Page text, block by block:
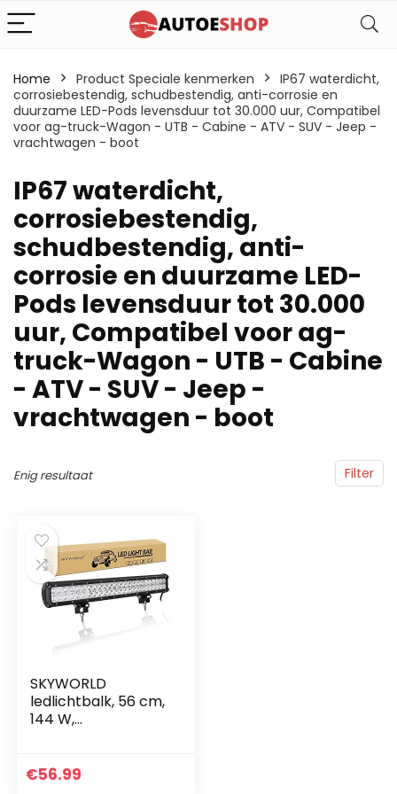
Home Product Speciale kenmerken
‎IP67 waterdicht,
corrosiebestendig, schudbestendig, anti-corrosie en
duurzame LED-Pods levensduur tot 30.000 uur, Compatibel
voor ag-truck-Wagon - UTB - Cabine - ATV - SUV - Jeep -
vrachtwagen - boot
‎IP67 waterdicht,
corrosiebestendig,
schudbestendig, anti-
corrosie en duurzame LED-
Pods levensduur tot 30.000
uur, Compatibel voor ag-
truck-Wagon - UTB - Cabine
- ATV - SUV - Jeep -
vrachtwagen - boot
Filter
Enig resultaat
SKYWORLD
ledlichtbalk, 56 cm,
144 W,
en breedstraler,
€56.99